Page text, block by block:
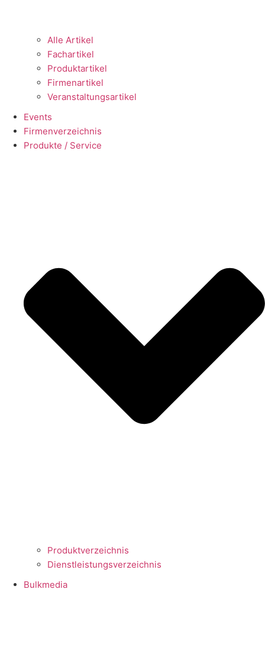
Alle Artikel
Fachartikel
Produktartikel
Firmenartikel
Veranstaltungsartikel
Events
Firmenverzeichnis
Produkte / Service
Produktverzeichnis
Dienstleistungsverzeichnis
Bulkmedia